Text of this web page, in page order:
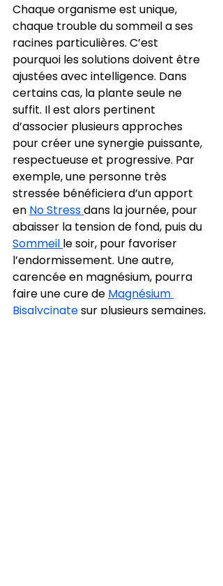
Chaque organisme est unique,
chaque trouble du sommeil a ses
racines particulières. C’est
pourquoi les solutions doivent être
ajustées avec intelligence. Dans
certains cas, la plante seule ne
suffit. Il est alors pertinent
d’associer plusieurs approches
pour créer une synergie puissante,
respectueuse et progressive. Par
exemple, une personne très
stressée bénéficiera d’un apport
en No Stress dans la journée, pour
abaisser la tension de fond, puis du
Sommeil le soir, pour favoriser
l’endormissement. Une autre,
carencée en magnésium, pourra
faire une cure de Magnésium
Bisglycinate sur plusieurs semaines,